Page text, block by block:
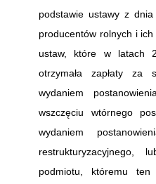
podstawie ustawy z
producentów rolnych i
ustaw, które w latach
otrzymała zapłaty
wydaniem
wszczęciu wtórnego
wydaniem
restrukturyzacyjnego,
podmiotu, któremu